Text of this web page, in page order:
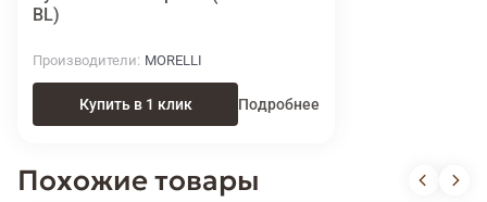
BL)
Производители MORELLI
Купить в 1 клик Подробнее
Похожие товары